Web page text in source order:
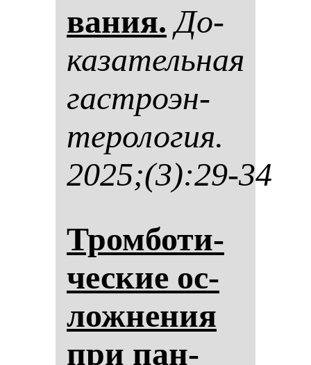
ва­ния. До­
ка­за­тель­ная
гас­тро­эн­
те­ро­ло­гия.
2025;(3):29-34
Тром­бо­ти­
чес­кие ос­
лож­не­ния
при пан­